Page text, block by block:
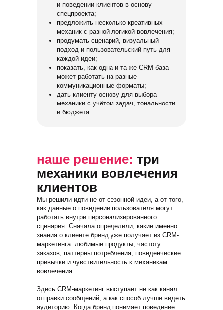
и поведении клиентов в основу
спецпроекта;
предложить несколько креативных
механик с разной логикой вовлечения;
продумать сценарий, визуальный
подход и пользовательский путь для
каждой идеи;
показать, как одна и та же CRM-база
может работать на разные
коммуникационные форматы;
дать клиенту основу для выбора
механики с учётом задач, тональности
и бюджета.
наше решение: три
механики вовлечения
клиентов
Мы решили идти не от сезонной идеи, а от того,
как данные о поведении пользователя могут
работать внутри персонализированного
сценария. Сначала определили, какие именно
знания о клиенте бренд уже получает из CRM-
маркетинга: любимые продукты, частоту
заказов, паттерны потребления, поведенческие
привычки и чувствительность к механикам
вовлечения.
Здесь CRM-маркетинг выступает не как канал
отправки сообщений, а как способ лучше видеть
аудиторию. Когда бренд понимает поведение